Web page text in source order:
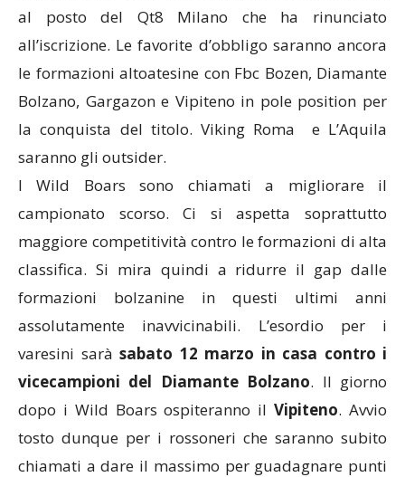
al posto del Qt8 Milano che ha rinunciato
all’iscrizione. Le favorite d’obbligo saranno ancora
le formazioni altoatesine con Fbc Bozen, Diamante
Bolzano, Gargazon e Vipiteno in pole position per
la conquista del titolo. Viking Roma e L’Aquila
saranno gli outsider.
I Wild Boars sono chiamati a migliorare il
campionato scorso. Ci si aspetta soprattutto
maggiore competitività contro le formazioni di alta
classifica. Si mira quindi a ridurre il gap dalle
formazioni bolzanine in questi ultimi anni
assolutamente inavvicinabili. L’esordio per i
varesini sarà sabato 12 marzo in casa contro i
vicecampioni del Diamante Bolzano. Il giorno
dopo i Wild Boars ospiteranno ilVipiteno. Avvio
tosto dunque per i rossoneri che saranno subito
chiamati a dare il massimo per guadagnare punti